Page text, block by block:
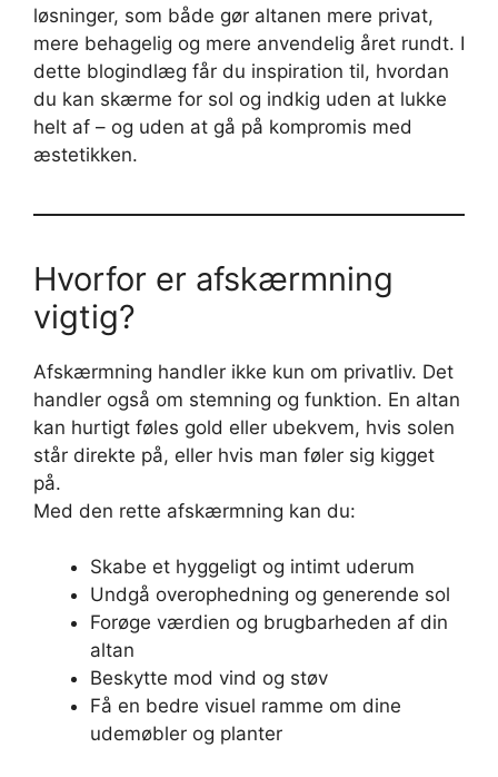
løsninger, som både gør altanen mere privat,
mere behagelig og mere anvendelig året rundt. I
dette blogindlæg får du inspiration til, hvordan
du kan skærme for sol og indkig uden at lukke
helt af – og uden at gå på kompromis med
æstetikken.
Hvorfor er afskærmning
vigtig?
Afskærmning handler ikke kun om privatliv. Det
handler også om stemning og funktion. En altan
kan hurtigt føles gold eller ubekvem, hvis solen
står direkte på, eller hvis man føler sig kigget
på.
Med den rette afskærmning kan du:
Skabe et hyggeligt og intimt uderum
Undgå overophedning og generende sol
Forøge værdien og brugbarheden af din
altan
Beskytte mod vind og støv
Få en bedre visuel ramme om dine
udemøbler og planter